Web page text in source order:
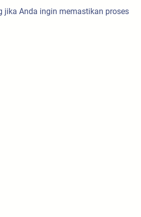
jika Anda ingin memastikan proses